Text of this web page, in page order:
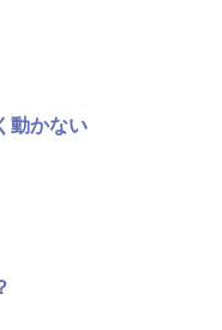
動かない